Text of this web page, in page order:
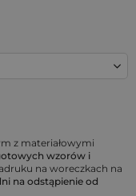
z materiałowymi
wzorów i
na woreczkach na
na odstąpienie od